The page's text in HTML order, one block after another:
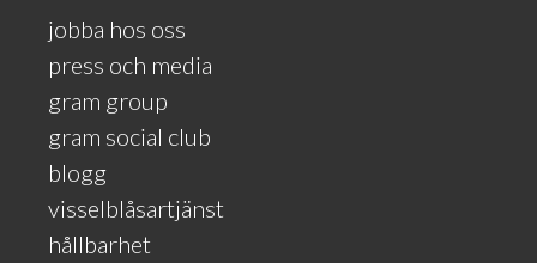
jobba hos oss
press och media
gram group
gram social club
blogg
visselblåsartjänst
hållbarhet